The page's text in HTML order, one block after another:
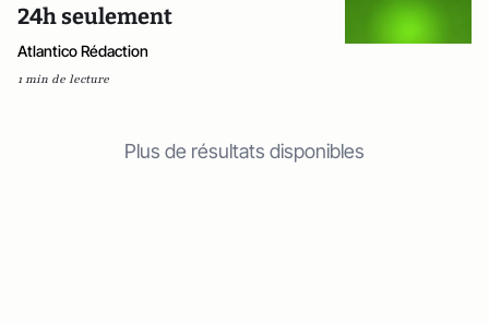
24h seulement
Atlantico Rédaction
1 min de lecture
Plus de résultats disponibles